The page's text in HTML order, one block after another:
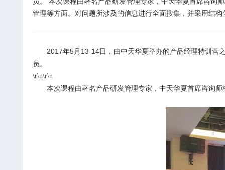
管理等方面。对问题所涉及的信息进行全面搜集，并采用结
2017年5月 13-14日，由中天华夏举办的产品经理特训营
员。
\r\n\r\n
本次课程由著名产品研发管理专家，中天华夏首席咨询师